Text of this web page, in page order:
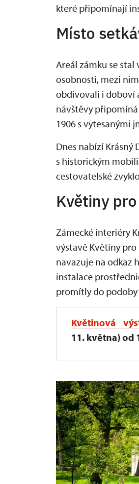
které připomínají
Místo
Areál zámku se
osobnosti, mezi
obdivovali i doboví
návštěvy
1906 s vytesanými
Dnes nabízí
s historickým
cestovatelské
Květiny
Zámecké interiéry
výstavě Květiny pro
navazuje na odkaz
instalace
promítly do
Květinová
11. května) od